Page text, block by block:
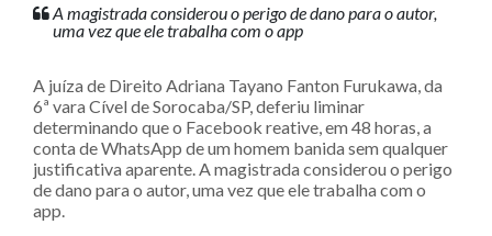
A magistrada considerou o perigo de dano para o autor,
uma vez que ele trabalha com o app
A juíza de Direito Adriana Tayano Fanton Furukawa, da
6ª vara Cível de Sorocaba/SP, deferiu liminar
determinando que o Facebook reative, em 48 horas, a
conta de WhatsApp de um homem banida sem qualquer
justificativa aparente. A magistrada considerou o perigo
de dano para o autor, uma vez que ele trabalha com o
app.